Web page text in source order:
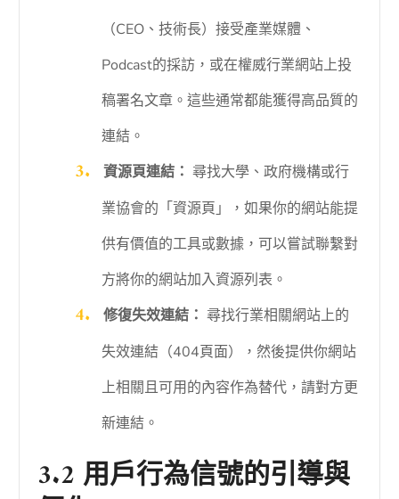
（CEO、技術長）接受產業媒體、
Podcast的採訪，或在權威行業網站上投
稿署名文章。這些通常都能獲得高品質的
連結。
資源頁連結： 尋找大學、政府機構或行
業協會的「資源頁」，如果你的網站能提
供有價值的工具或數據，可以嘗試聯繫對
方將你的網站加入資源列表。
修復失效連結： 尋找行業相關網站上的
失效連結（404頁面），然後提供你網站
上相關且可用的內容作為替代，請對方更
新連結。
3.2 用戶行為信號的引導與